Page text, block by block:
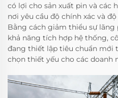
có lợi cho sản xuất pin và các
nơi yêu cầu độ chính xác và
Bằng cách giảm thiểu sự
khả năng tích hợp hệ thống,
đang thiết lập tiêu chuẩn mới
chọn thiết yếu cho các doanh